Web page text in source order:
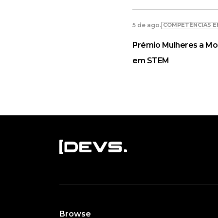
5 de ago. COMPETÊNCIAS
Prémio Mulheres a
em STEM
Browse